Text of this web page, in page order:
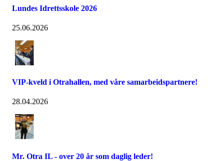
Lundes Idrettsskole 2026
25.06.2026
VIP-kveld i Otrahallen, med våre samarbeidspartnere!
28.04.2026
Mr. Otra IL - over 20 år som daglig leder!